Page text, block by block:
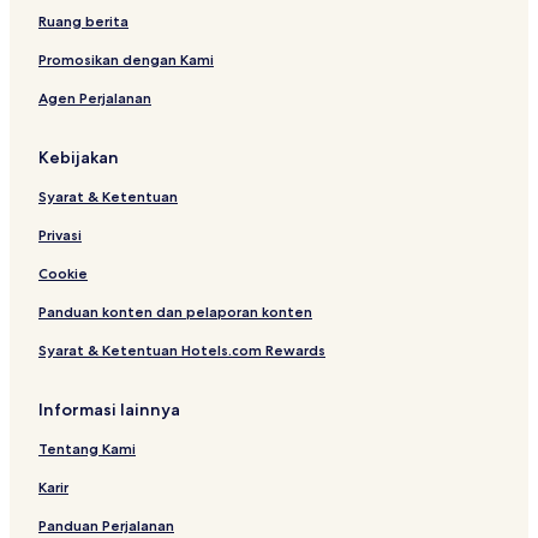
n
d
e
a
a
g
e
E
J
d
d
n
d
e
a
a
g
e
E
J
d
d
Ruang berita
Promosikan dengan Kami
Agen Perjalanan
Kebijakan
Syarat & Ketentuan
Privasi
Cookie
Panduan konten dan pelaporan konten
Syarat & Ketentuan Hotels.com Rewards
Informasi lainnya
Tentang Kami
Karir
Panduan Perjalanan